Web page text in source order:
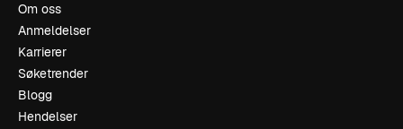
Om oss
Anmeldelser
Karrierer
Søketrender
Blogg
Hendelser